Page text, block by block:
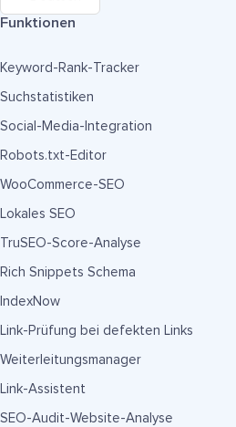
Funktionen
Keyword-Rank-Tracker
Suchstatistiken
Social-Media-Integration
Robots.txt-Editor
WooCommerce-SEO
Lokales SEO
TruSEO-Score-Analyse
Rich Snippets Schema
IndexNow
Link-Prüfung bei defekten Links
Weiterleitungsmanager
Link-Assistent
SEO-Audit-Website-Analyse